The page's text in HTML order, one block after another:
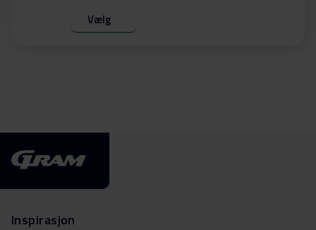
Vælg
Inspirasjon